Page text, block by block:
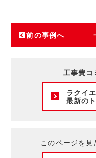
前の事例へ
工事費コ
ラクイ
最新の
このページを